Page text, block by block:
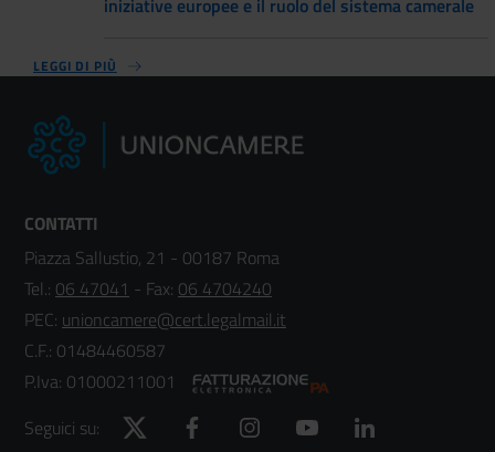
iniziative europee e il ruolo del sistema camerale
LEGGI DI PIÙ
CONTATTI
Piazza Sallustio, 21 - 00187 Roma
Tel.: 06 47041 - Fax: 06 4704240
PEC: unioncamere@cert.legalmail.it
C.F.: 01484460587
P.Iva: 01000211001
Seguici su:
Twitter Facebook Instagram YouTube